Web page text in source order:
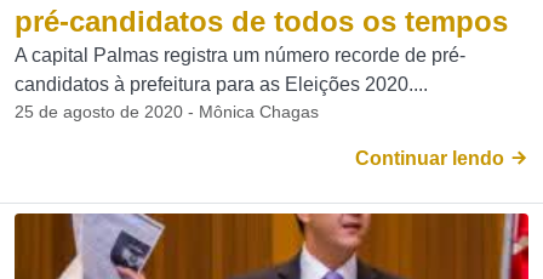
pré-candidatos de todos os tempos
A capital Palmas registra um número recorde de pré-
candidatos à prefeitura para as Eleições 2020....
25 de agosto de 2020 - Mônica Chagas
Continuar lendo